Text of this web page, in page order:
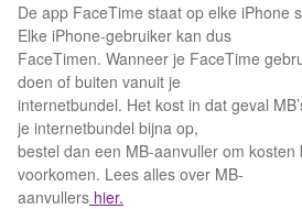
De app FaceTime staat op elke iPhone
Elke iPhone-gebruiker kan dus
FaceTimen. Wanneer je FaceTime
doen of buiten vanuit je
internetbundel. Het kost in dat geval
je internetbundel bijna op,
bestel dan een MB-aanvuller om kosten
voorkomen. Lees alles over MB-
aanvullers hier.